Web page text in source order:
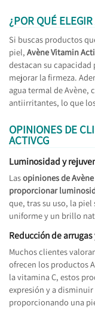
¿POR QUÉ
Si buscas productos
piel, Avène Vitamin
destacan su
mejorar la firmeza.
agua termal de Avène,
antiirritantes, lo que
OPINIONES DE
ACTIVCG
Luminosidad y
Lasopiniones de
proporcionar
que, tras su uso, la
uniforme y un brillo
Reducción de
Muchos clientes
ofrecen los productos
la vitamina C, estos
expresión y a
proporcionando una